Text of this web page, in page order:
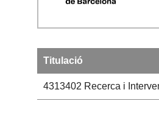
Titulació
4313402 Recerca i